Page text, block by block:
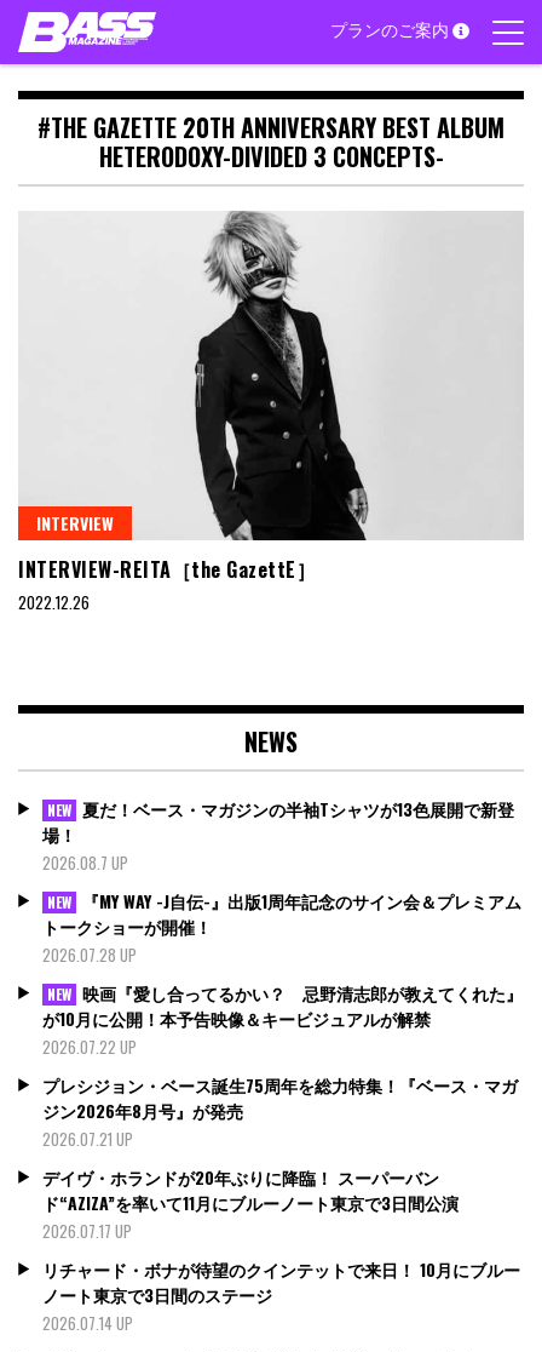
Skip
content
プランのご案内
#THE GAZETTE 20TH ANNIVERSARY BEST ALBUM
HETERODOXY-DIVIDED 3 CONCEPTS-
INTERVIEW
INTERVIEW-REITA［the GazettE］
2022.12.26
NEWS
NEW 夏だ！ベース・マガジンの半袖Tシャツが13色展開で新登
場！
2026.08.7 UP
NEW
『MY WAY -J自伝-』出版1周年記念のサイン会＆プレミアム
トークショーが開催！
2026.07.28 UP
NEW 映画『愛し合ってるかい？ 忌野清志郎が教えてくれた』
が10月に公開！本予告映像＆キービジュアルが解禁
2026.07.22 UP
プレシジョン・ベース誕生75周年を総力特集！『ベース・マガ
ジン2026年8月号』が発売
2026.07.21 UP
デイヴ・ホランドが20年ぶりに降臨！ スーパーバン
ド“AZIZA”を率いて11月にブルーノート東京で3日間公演
2026.07.17 UP
リチャード・ボナが待望のクインテットで来日！ 10月にブルー
ノート東京で3日間のステージ
2026.07.14 UP